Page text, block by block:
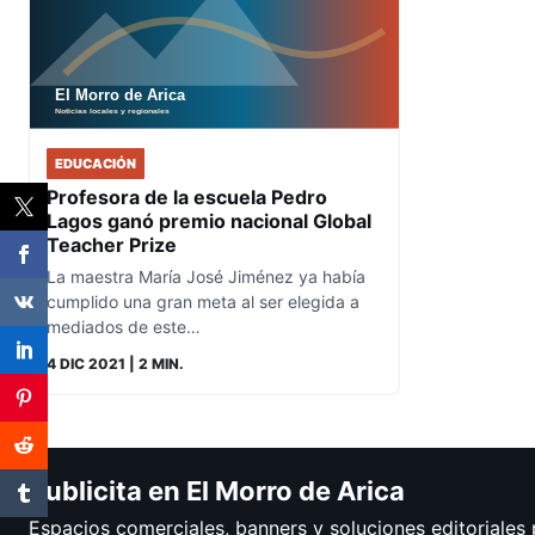
EDUCACIÓN
Profesora de la escuela Pedro
Lagos ganó premio nacional Global
Teacher Prize
La maestra María José Jiménez ya había
cumplido una gran meta al ser elegida a
mediados de este…
4 DIC 2021 | 2 MIN.
Publicita en El Morro de Arica
Espacios comerciales, banners y soluciones